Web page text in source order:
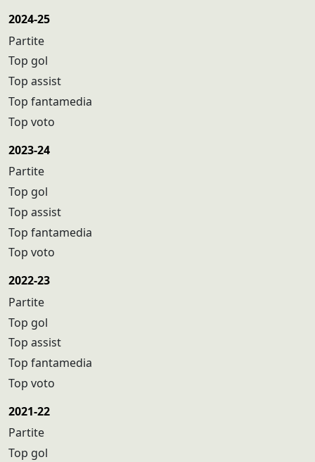
2024-25
Partite
Top gol
Top assist
Top fantamedia
Top voto
2023-24
Partite
Top gol
Top assist
Top fantamedia
Top voto
2022-23
Partite
Top gol
Top assist
Top fantamedia
Top voto
2021-22
Partite
Top gol